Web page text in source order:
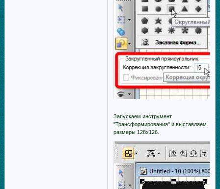
Запускаем инструмент
"Трансформирования" и выставляем
размеры 128х126.